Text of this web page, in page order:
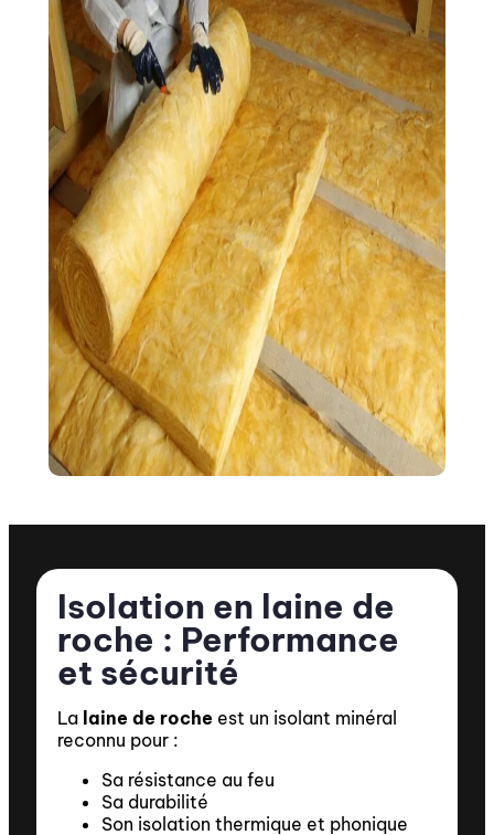
Isolation en laine de
roche : Performance
et sécurité
La laine de roche est un isolant minéral
reconnu pour :
Sa résistance au feu
Sa durabilité
Son isolation thermique et phonique